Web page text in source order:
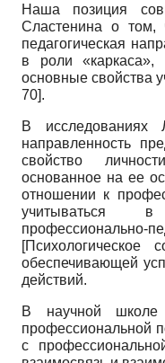
Наша позиция
Сластенина о том,
педагогическая
в роли «каркаса»,
основные свойства
70].
В исследованиях
направленность
свойство
основанное на ее
отношении к
учитываться в
[Психологическое
обеспечивающей
действий.
В научной школе
профессиональной
с